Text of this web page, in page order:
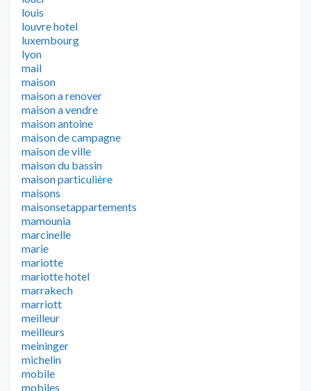
louis
louvre hotel
luxembourg
lyon
mail
maison
maison a renover
maison a vendre
maison antoine
maison de campagne
maison de ville
maison du bassin
maison particulière
maisons
maisonsetappartements
mamounia
marcinelle
marie
mariotte
mariotte hotel
marrakech
marriott
meilleur
meilleurs
meininger
michelin
mobile
mobiles